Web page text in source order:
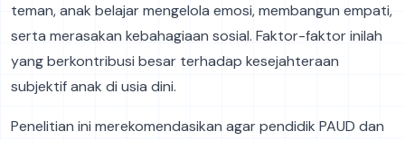
teman, anak belajar mengelola emosi, membangun empati,
serta merasakan kebahagiaan sosial. Faktor-faktor inilah
yang berkontribusi besar terhadap kesejahteraan
subjektif anak di usia dini.
Penelitian ini merekomendasikan agar pendidik PAUD dan